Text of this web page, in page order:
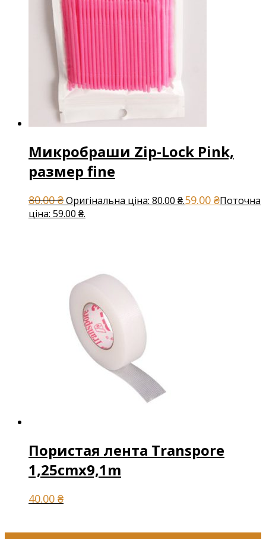
Микробраши Zip-Lock Pink,
размер fine
80.00₴Оригінальна ціна: 80.00 ₴.59.00 ₴Поточна
ціна: 59.00 ₴.
Пористая лента Transpore
1,25cmx9,1m
40.00 ₴